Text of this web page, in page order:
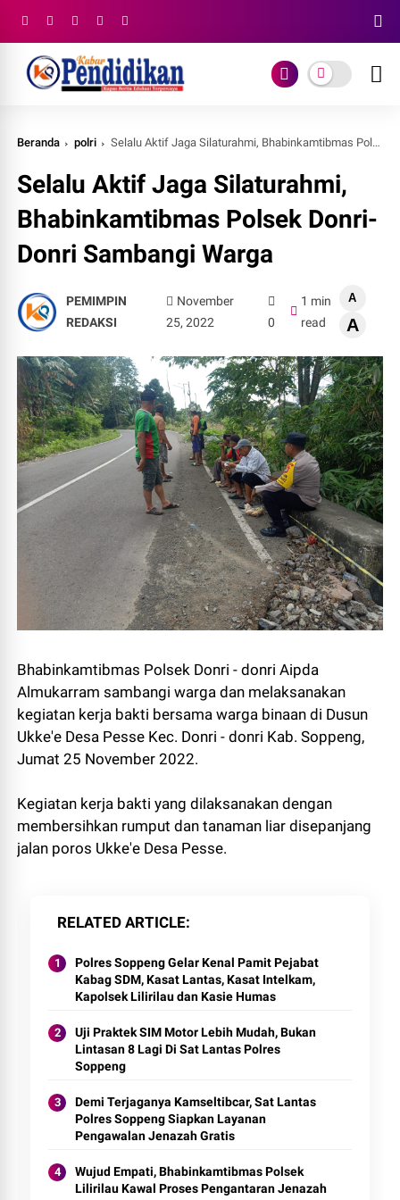
Beranda polri Selalu Aktif Jaga Silaturahmi, Bhabinkamtibmas Polsek Donri-Donri Sambangi Warga
Selalu Aktif Jaga Silaturahmi,
Bhabinkamtibmas Polsek Donri-
Donri Sambangi Warga
PEMIMPIN
REDAKSI
November
25, 2022
0
1 min
read
A
A
Bhabinkamtibmas Polsek Donri - donri Aipda
Almukarram sambangi warga dan melaksanakan
kegiatan kerja bakti bersama warga binaan di Dusun
Ukke'e Desa Pesse Kec. Donri - donri Kab. Soppeng,
Jumat 25 November 2022.
Kegiatan kerja bakti yang dilaksanakan dengan
membersihkan rumput dan tanaman liar disepanjang
jalan poros Ukke'e Desa Pesse.
RELATED ARTICLE
Polres Soppeng Gelar Kenal Pamit Pejabat
Kabag SDM, Kasat Lantas, Kasat Intelkam,
Kapolsek Lilirilau dan Kasie Humas
Uji Praktek SIM Motor Lebih Mudah, Bukan
Lintasan 8 Lagi Di Sat Lantas Polres
Soppeng
Demi Terjaganya Kamseltibcar, Sat Lantas
Polres Soppeng Siapkan Layanan
Pengawalan Jenazah Gratis
Wujud Empati, Bhabinkamtibmas Polsek
Lilirilau Kawal Proses Pengantaran Jenazah